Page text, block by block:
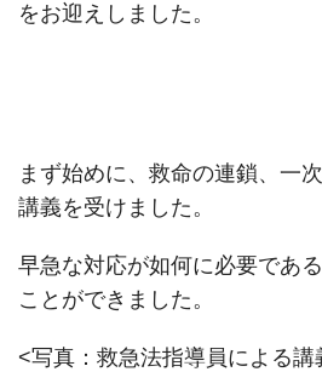
をお迎えし
まず始めに、救命の連鎖、一
講義を受けました。
早急な対応が如何に必要であ
ことができました。
<写真：救急法指導員による講